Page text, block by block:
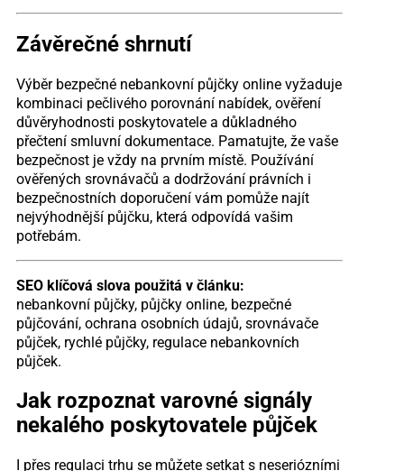
Závěrečné shrnutí
Výběr bezpečné nebankovní půjčky online vyžaduje
kombinaci pečlivého porovnání nabídek, ověření
důvěryhodnosti poskytovatele a důkladného
přečtení smluvní dokumentace. Pamatujte, že vaše
bezpečnost je vždy na prvním místě. Používání
ověřených srovnávačů a dodržování právních i
bezpečnostních doporučení vám pomůže najít
nejvýhodnější půjčku, která odpovídá vašim
potřebám.
SEO klíčová slova použitá v článku:
nebankovní půjčky, půjčky online, bezpečné
půjčování, ochrana osobních údajů, srovnávače
půjček, rychlé půjčky, regulace nebankovních
půjček.
Jak rozpoznat varovné signály
nekalého poskytovatele půjček
I přes regulaci trhu se můžete setkat s neseriózními